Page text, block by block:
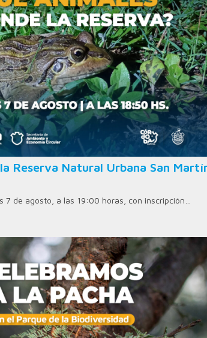
Reserva Natural Urbana San
7 de agosto, a las 19:00 horas, con inscripción…